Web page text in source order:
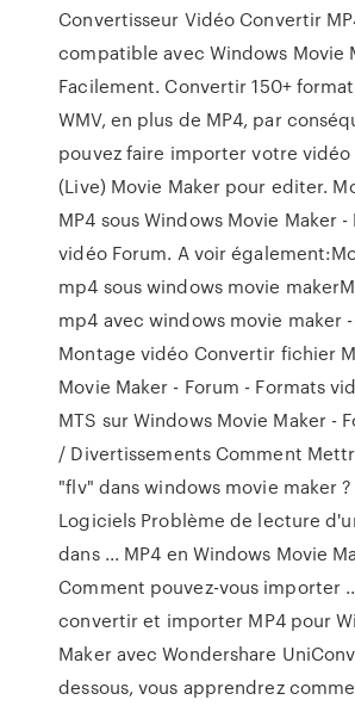
Convertisseur Vidéo Convertir
compatible avec Windows Movie
Facilement. Convertir 150+
WMV, en plus de MP4, par
pouvez faire importer votre vidéo
(Live) Movie Maker pour editer.
MP4 sous Windows Movie Maker
vidéo Forum. A voir
mp4 sous windows movie
mp4 avec windows movie maker
Montage vidéo Convertir fichier
Movie Maker - Forum - Formats
MTS sur Windows Movie Maker -
/ Divertissements Comment
"flv" dans windows movie maker
Logiciels Problème de lecture
dans ... MP4 en Windows Movie
Comment pouvez-vous importer
convertir et importer MP4 pour
Maker avec Wondershare
dessous, vous apprendrez